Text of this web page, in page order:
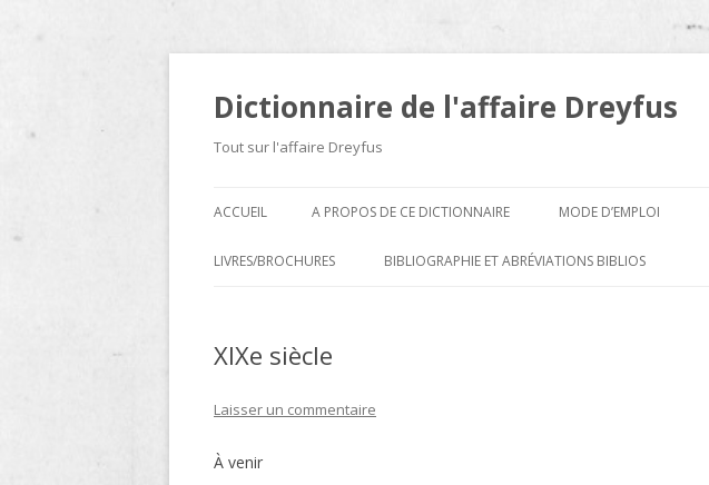
Dictionnaire de l'affaire Dreyfus
Tout sur l'affaire Dreyfus
ACCUEIL A PROPOS DE CE DICTIONNAIRE MODE D’EMPLOI
LIVRES/BROCHURES
D
BIBLIOGRAPHIE ET ABRÉVIATIONS BIBLIOS
XIXe siècle
Laisser un commentaire
À venir